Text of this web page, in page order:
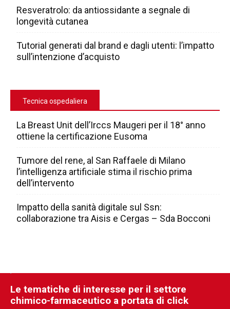
Resveratrolo: da antiossidante a segnale di
longevità cutanea
Tutorial generati dal brand e dagli utenti: l’impatto
sull’intenzione d’acquisto
Tecnica ospedaliera
La Breast Unit dell’Irccs Maugeri per il 18° anno
ottiene la certificazione Eusoma
Tumore del rene, al San Raffaele di Milano
l’intelligenza artificiale stima il rischio prima
dell’intervento
Impatto della sanità digitale sul Ssn:
collaborazione tra Aisis e Cergas – Sda Bocconi
Le tematiche di interesse per il settore
chimico-farmaceutico a portata di click